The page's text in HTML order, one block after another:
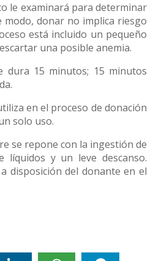
le examinará para determinar
modo, donar no implica riesgo
está incluido un pequeño
una posible anemia.
dura 15 minutos; 15 minutos
en el proceso de donación
solo uso.
se repone con la ingestión de
líquidos y un leve descanso.
disposición del donante en el